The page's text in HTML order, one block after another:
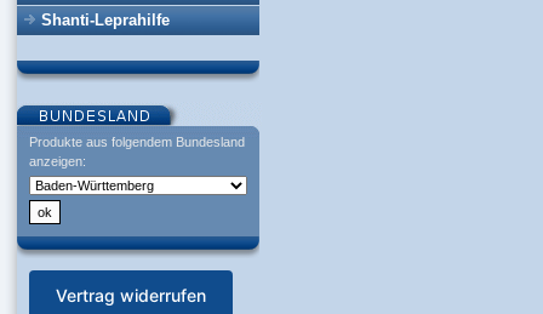
Shanti-Leprahilfe
Produkte aus folgendem Bundesland
anzeigen:
Vertrag widerrufen